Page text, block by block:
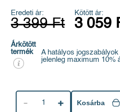
Eredeti ár:
3 399 Ft
Kötött ár:
3 059
Árkötött
termék
A hatályos
jelenleg maximum 10%
1 Kosárba